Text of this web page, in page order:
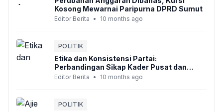
Kosong Mewarnai Paripurna DPRD Sumut
Editor Berita • 10 months ago
POLITIK
Etika dan Konsistensi Partai:
Perbandingan Sikap Kader Pusat dan
Daerah di Gerindra
Editor Berita • 10 months ago
POLITIK